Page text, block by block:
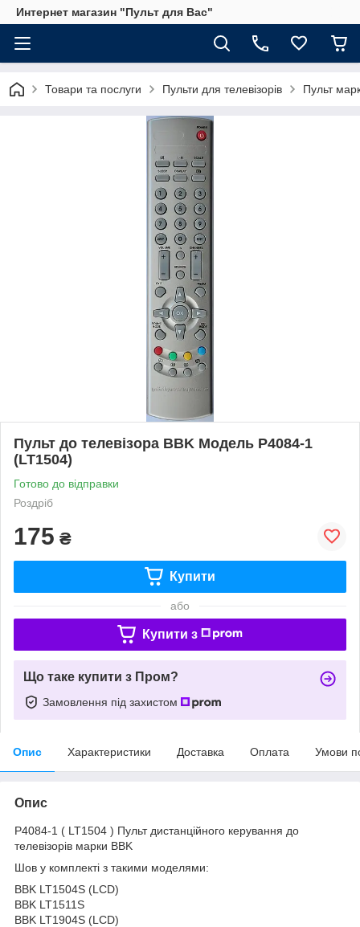
Интернет магазин "Пульт для Вас"
Товари та послуги Пульти для телевізорів Пульт
Пульт до телевізора BBK Модель P4084-1
(LT1504)
Готово до відправки
Роздріб
175 ₴
Купити
або
Купити з
Що таке купити з Пром?
Замовлення під захистом
Опис Характеристики Доставка Оплата Умови
Опис
P4084-1 ( LT1504 ) Пульт дистанційного керування до
телевізорів марки BBK
Шов у комплекті з такими моделями:
BBK LT1504S (LCD)
BBK LT1511S
BBK LT1904S (LCD)